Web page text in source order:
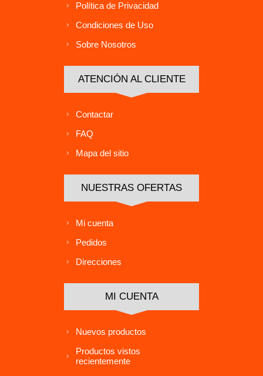
Política de Privacidad
Condiciones de Uso
Sobre Nosotros
ATENCIÓN AL CLIENTE
Contactar
FAQ
Mapa del sitio
NUESTRAS OFERTAS
Mi cuenta
Pedidos
Direcciones
MI CUENTA
Nuevos productos
Productos vistos
recientemente